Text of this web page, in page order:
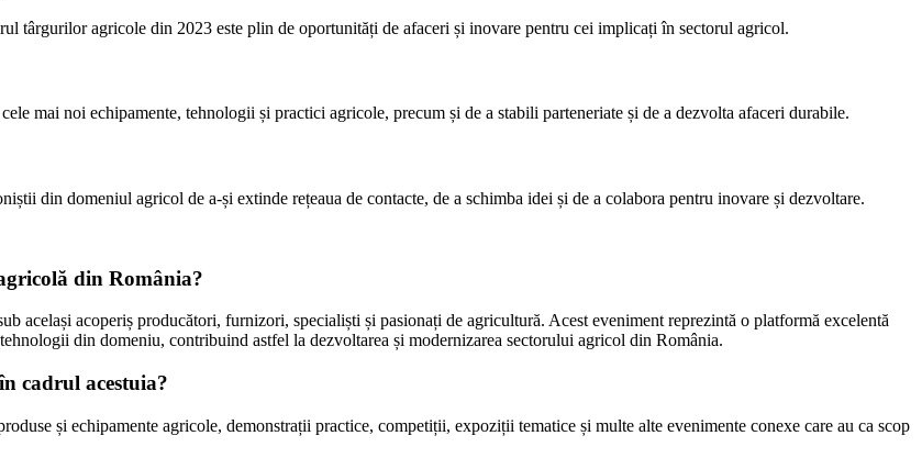
târgurilor agricole din 2023 este plin de oportunități de afaceri și inovare pentru cei implicați în sectorul agricol.
mai noi echipamente, tehnologii și practici agricole, precum și de a stabili parteneriate și de a dezvolta afaceri durabile.
din domeniul agricol de a-și extinde rețeaua de contacte, de a schimba idei și de a colabora pentru inovare și dezvoltare.
din România?
același acoperiș producători, furnizori, specialiști și pasionați de agricultură. Acest eveniment reprezintă o platformă excelentă
din domeniu, contribuind astfel la dezvoltarea și modernizarea sectorului agricol din România.
cadrul acestuia?
și echipamente agricole, demonstrații practice, competiții, expoziții tematice și multe alte evenimente conexe care au ca scop